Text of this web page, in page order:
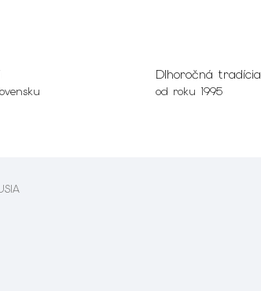
Dlhoročná tradícia
od roku 1995